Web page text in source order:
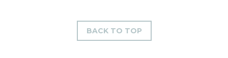
BACK TO TOP